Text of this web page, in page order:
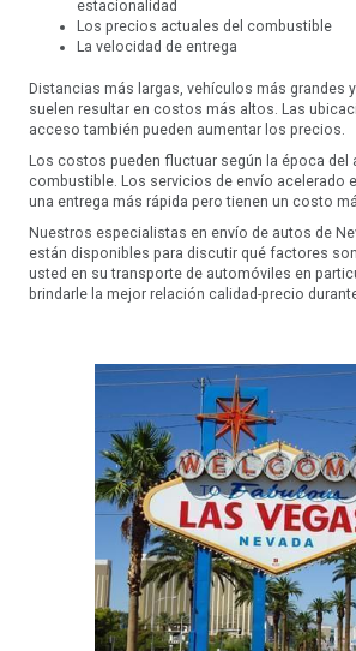
estacionalidad
Los precios actuales del combustible
La velocidad de entrega
Distancias más largas, vehículos más grandes
suelen resultar en costos más altos. Las
acceso también pueden aumentar los precios.
Los costos pueden fluctuar según la época del
combustible. Los servicios de envío acelerado
una entrega más rápida pero tienen un costo
Nuestros especialistas en envío de autos de
están disponibles para discutir qué factores
usted en su transporte de automóviles en
brindarle la mejor relación calidad-precio